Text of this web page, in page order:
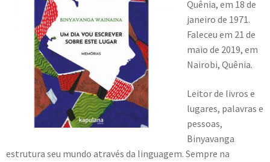
Quênia, em 18 de
janeiro de 1971.
Faleceu em 21 de
maio de 2019, em
Nairobi, Quênia.
Leitor de livros e
lugares, palavras e
pessoas,
Binyavanga
estrutura seu mundo através da linguagem. Sempre na